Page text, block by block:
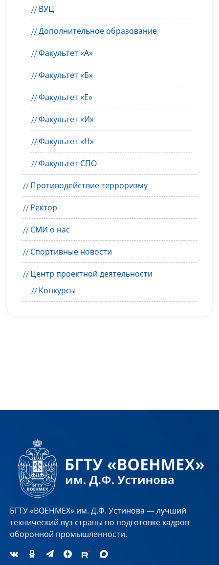
ВУЦ
Дополнительное образование
Факультет «А»
Факультет «Б»
Факультет «Е»
Факультет «И»
Факультет «Н»
Факультет СПО
Противодействие терроризму
Ректор
СМИ о нас
Спортивные новости
Центр проектной деятельности
Конкурсы
БГТУ «ВОЕНМЕХ» им. Д.Ф. Устинова — лучший
технический вуз страны по подготовке кадров
оборонной промышленности.